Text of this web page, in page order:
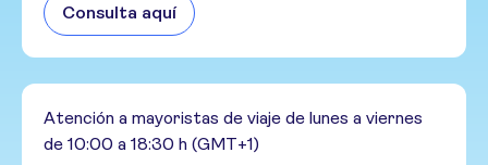
Consulta aquí
Atención a mayoristas de viaje de lunes a viernes
de 10:00 a 18:30 h (GMT+1)